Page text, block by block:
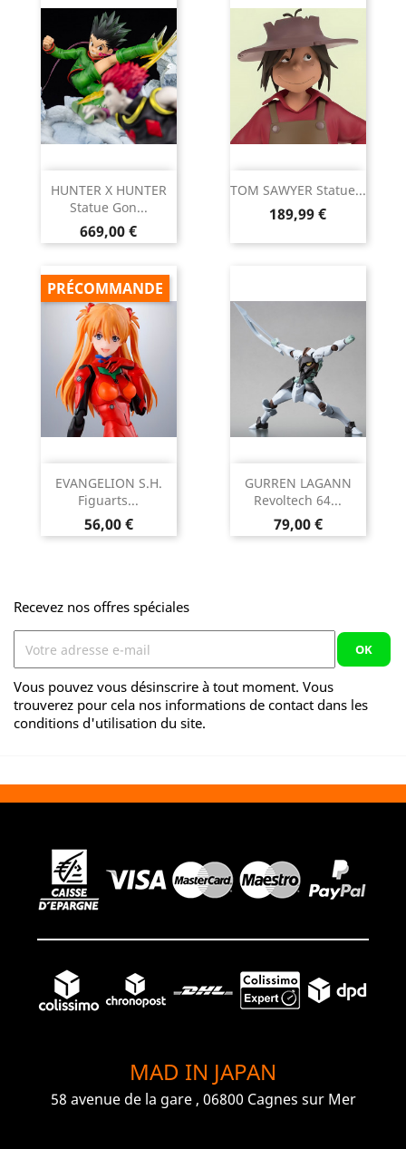
HUNTER X HUNTER
Statue Gon...
Prix
669,00 €
TOM SAWYER Statue...
Prix
189,99 €
EVANGELION S.H.
Figuarts...
Prix
56,00 €
PRÉCOMMANDE
GURREN LAGANN
Revoltech 64...
Prix
79,00 €
Recevez nos offres spéciales
Vous pouvez vous désinscrire à tout moment. Vous
trouverez pour cela nos informations de contact dans les
conditions d'utilisation du site.
MAD IN JAPAN
58 avenue de la gare , 06800 Cagnes sur Mer